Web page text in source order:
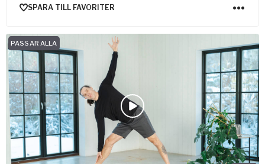
SPARA TILL FAVORITER
PASSAR ALLA